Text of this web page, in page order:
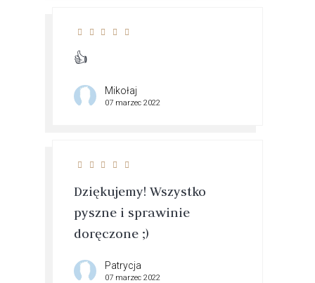
👍
Mikołaj
07 marzec 2022
Dziękujemy! Wszystko
pyszne i sprawinie
doręczone ;)
Patrycja
07 marzec 2022